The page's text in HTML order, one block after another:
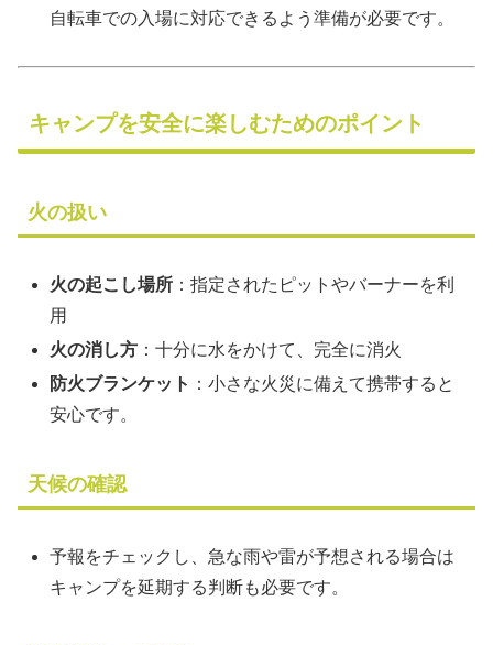
自転車での入場に対応できるよう準備が必要です。
キャンプを安全に楽しむためのポイント
火の扱い
火の起こし場所 ：指定されたピットやバーナーを利
用
火の消し方 ：十分に水をかけて、完全に消火
防火ブランケット ：小さな火災に備えて携帯すると
安心です。
天候の確認
予報をチェックし、急な雨や雷が予想される場合は
キャンプを延期する判断も必要です。